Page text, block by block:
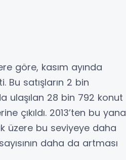
göre, kasım ayında
Bu satışların 2 bin
ulaşılan 28 bin 792 konut
çıkıldı. 2013’ten bu yana
üzere bu seviyeye daha
daha da artması